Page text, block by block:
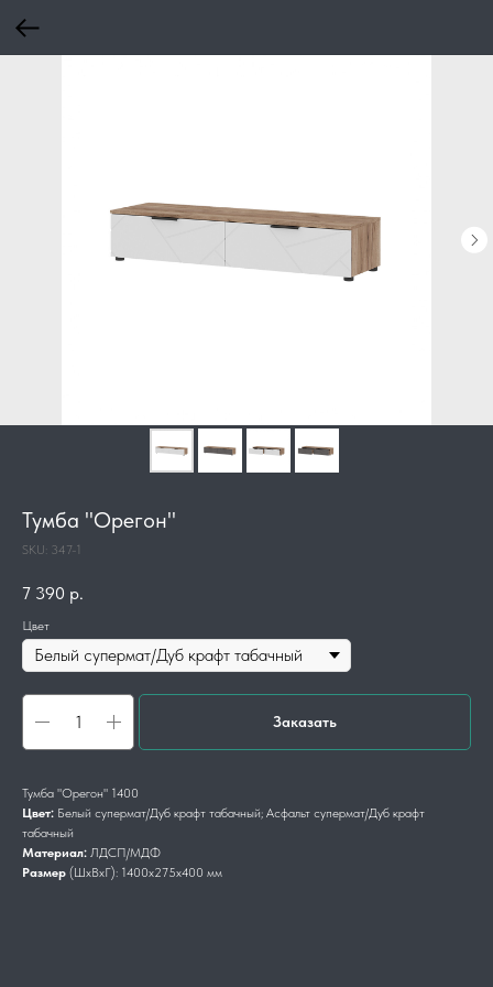
Тумба "Орегон"
SKU: 347-1
7 390 р.
Цвет
Заказать
Тумба "Орегон" 1400
Цвет: Белый супермат/Дуб крафт табачный; Асфальт супермат/Дуб крафт
табачный
Материал: ЛДСП/МДФ
Размер (ШхВхГ): 1400х275х400 мм